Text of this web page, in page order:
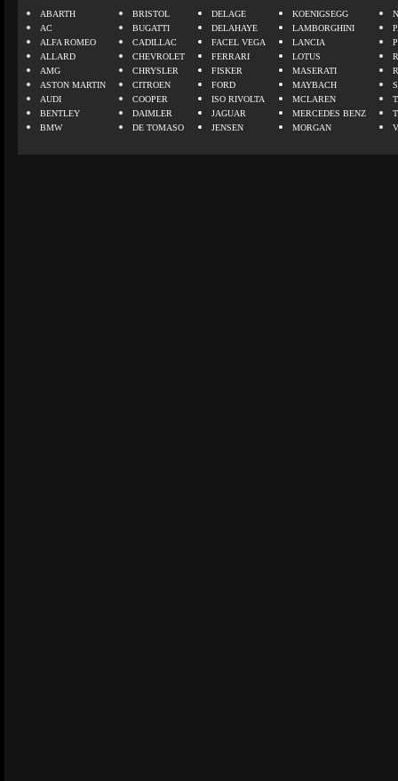
ABARTH
AC
ALFA ROMEO
ALLARD
AMG
ASTON MARTIN
AUDI
BENTLEY
BMW
BRISTOL
BUGATTI
CADILLAC
CHEVROLET
CHRYSLER
CITROEN
COOPER
DAIMLER
DE TOMASO
DELAGE
DELAHAYE
FACEL VEGA
FERRARI
FISKER
FORD
ISO RIVOLTA
JAGUAR
JENSEN
KOENIGSEGG
LAMBORGHINI
LANCIA
LOTUS
MASERATI
MAYBACH
MCLAREN
MERCEDES BENZ
MORGAN